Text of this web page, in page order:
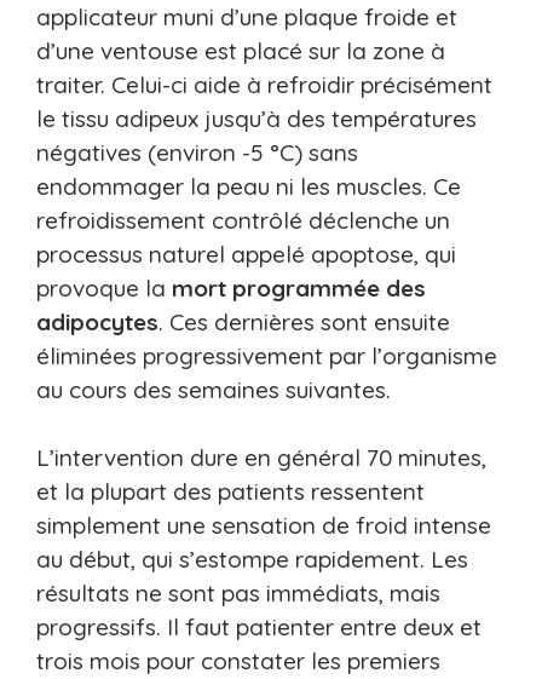
applicateur muni d’une plaque froide et
d’une ventouse est placé sur la zone à
traiter. Celui-ci aide à refroidir précisément
le tissu adipeux jusqu’à des températures
négatives (environ -5 °C) sans
endommager la peau ni les muscles. Ce
refroidissement contrôlé déclenche un
processus naturel appelé apoptose, qui
provoque la mort programmée des
adipocytes. Ces dernières sont ensuite
éliminées progressivement par l’organisme
au cours des semaines suivantes.
L’intervention dure en général 70 minutes,
et la plupart des patients ressentent
simplement une sensation de froid intense
au début, qui s’estompe rapidement. Les
résultats ne sont pas immédiats, mais
progressifs. Il faut patienter entre deux et
trois mois pour constater les premiers